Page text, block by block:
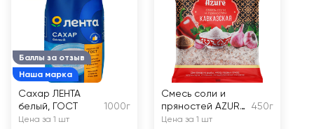
Баллы за отзыв
Наша марка
Сахар ЛЕНТА
белый, ГОСТ
1000г
Цена за 1 шт
Смесь соли и
пряностей AZURE
Кавказская
450г
Цена за 1 шт